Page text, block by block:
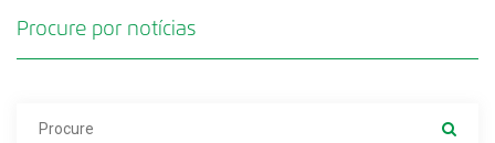
Procure por notícias